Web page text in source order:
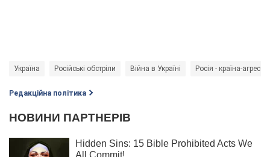
Україна Російські обстріли Війна в Україні Росія - країна-агресор
Редакційна політика